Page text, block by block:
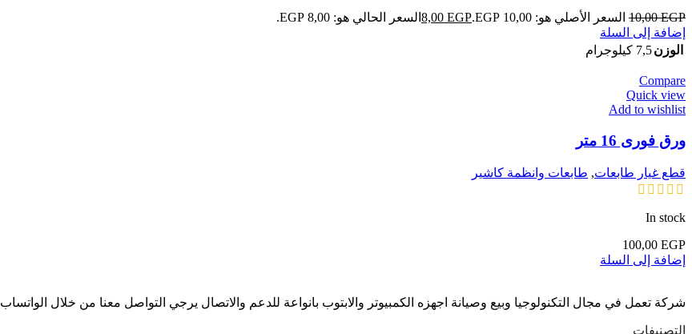
10,00EGP السعر الأصلي هو: 10,00 EGP. 8,00 EGP
السعر الحالي هو: 8,00 EGP.
إضافة إلى السلة
الوزن7,5 كيلوجرام
Compare
Quick view
Add to wishlist
ورق فورى 16 متر
قطع غيار طابعات, طابعات وانظمة كاشير
In stock
100,00 EGP
إضافة إلى السلة
شركة تعمل في مجال التكنولوجيا وبيع وصيانة اجهزه الكمبيوتر والابتوب بانواعة للدعم والاتصال يرجي التواصل معنا من خلال الواتساب
التصنيفات